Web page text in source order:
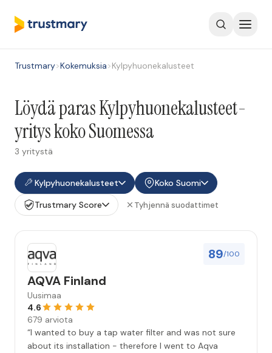
Trustmary>Kokemuksia>Kylpyhuonekalusteet
Löydä paras Kylpyhuonekalusteet-
yritys koko Suomessa
3 yritystä
Kylpyhuonekalusteet
Koko Suomi
Trustmary Score
Tyhjennä suodattimet
89/100
AQVA Finland
Uusimaa
4.6
679 arviota
“I wanted to buy a tap water filter and was not sure
about its installation - therefore I went to Aqva